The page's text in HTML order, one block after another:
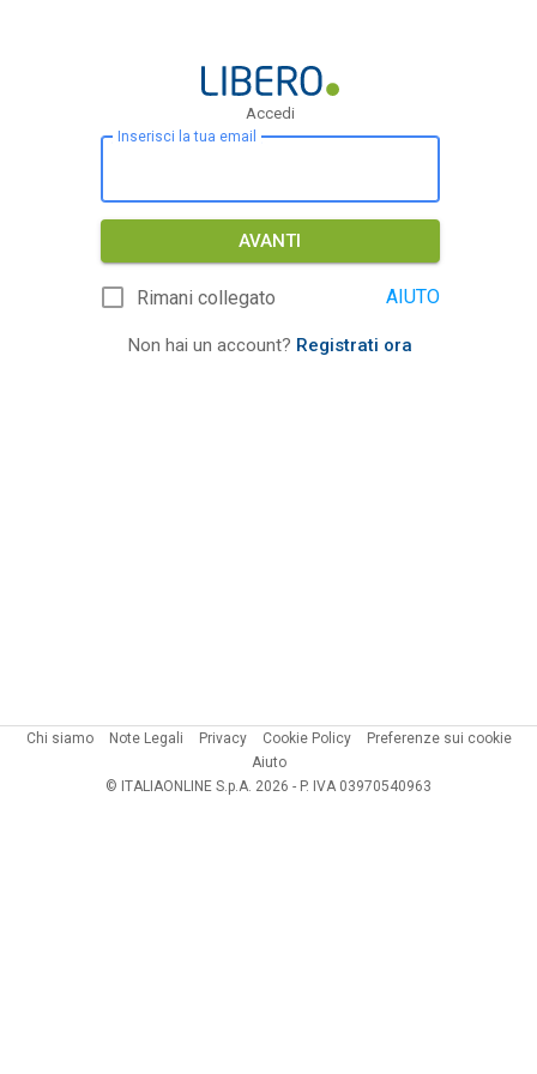
Accedi
Inserisci la tua email
AVANTI
Rimani collegato AIUTO
Non hai un account? Registrati ora
Chi siamo Note Legali Privacy Cookie Policy
Preferenze sui cookie
Aiuto
© ITALIAONLINE S.p.A. 2026 - P. IVA 03970540963